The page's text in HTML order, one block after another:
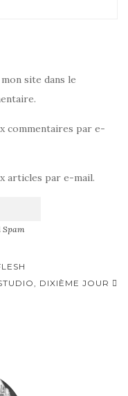
site dans le
commentaires par e-
articles par e-mail.
Spam
DIXIÈME JOUR